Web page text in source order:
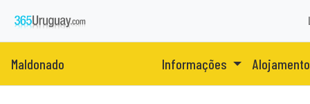
Maldonado Informações